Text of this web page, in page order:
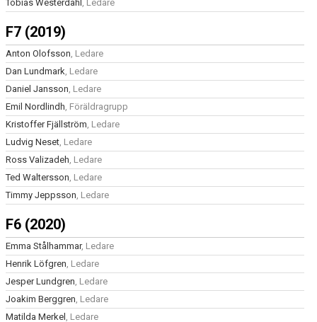
Tobias Westerdahl , Ledare
F7 (2019)
Anton Olofsson, Ledare
Dan Lundmark, Ledare
Daniel Jansson, Ledare
Emil Nordlindh, Föräldragrupp
Kristoffer Fjällström, Ledare
Ludvig Neset, Ledare
Ross Valizadeh, Ledare
Ted Waltersson, Ledare
Timmy Jeppsson, Ledare
F6 (2020)
Emma Stålhammar, Ledare
Henrik Löfgren, Ledare
Jesper Lundgren, Ledare
Joakim Berggren, Ledare
Matilda Merkel , Ledare